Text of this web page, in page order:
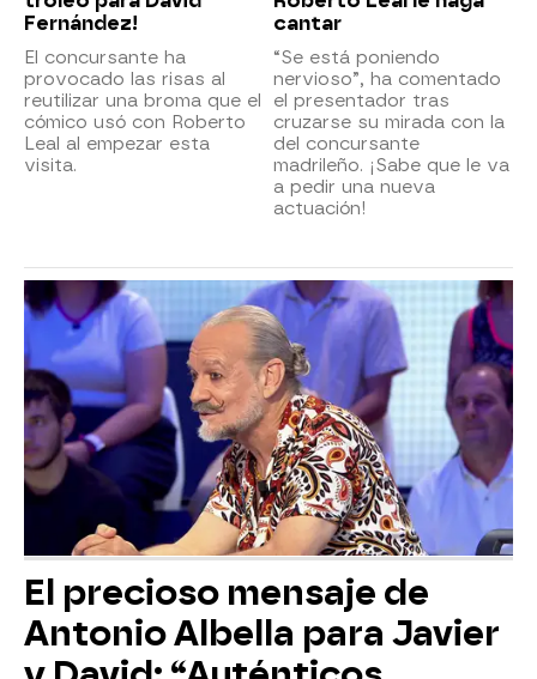
Fernández!
El concursante ha
provocado las risas al
reutilizar una broma que el
cómico usó con Roberto
Leal al empezar esta
visita.
cantar
“Se está poniendo
nervioso”, ha comentado
el presentador tras
cruzarse su mirada con la
del concursante
madrileño. ¡Sabe que le va
a pedir una nueva
actuación!
El precioso mensaje de
Antonio Albella para Javier